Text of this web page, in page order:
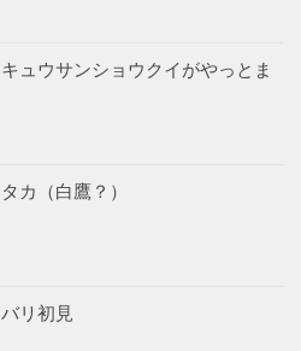
ュウサンショウクイがやっとま
カ（白鷹？）
リ初見